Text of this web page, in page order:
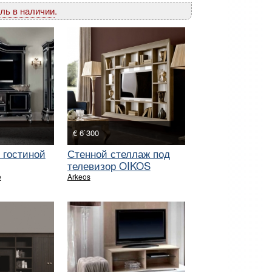
в наличии.
€ 6`300
Стенной стеллаж под
телевизор OIKOS
Arkeos